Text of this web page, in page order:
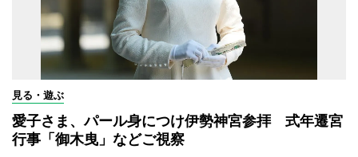
見る・遊ぶ
愛子さま、パール身につけ伊勢神宮参拝 式年遷宮
行事「御木曳」などご視察